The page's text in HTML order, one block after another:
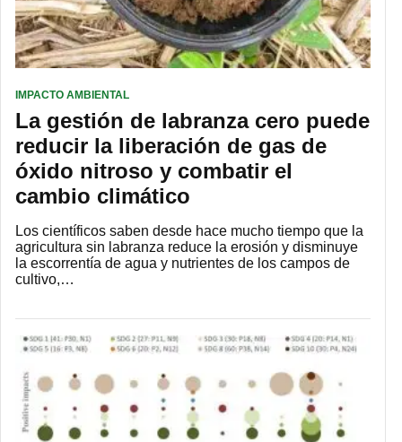
IMPACTO AMBIENTAL
La gestión de labranza cero puede
reducir la liberación de gas de
óxido nitroso y combatir el
cambio climático
Los científicos saben desde hace mucho tiempo que la
agricultura sin labranza reduce la erosión y disminuye
la escorrentía de agua y nutrientes de los campos de
cultivo,…